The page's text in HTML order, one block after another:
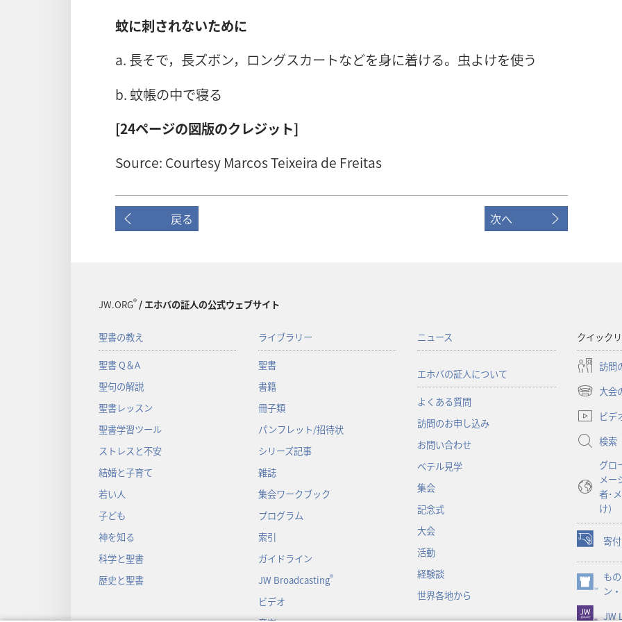
蚊に刺されないために
a. 長そで，長ズボン，ロングスカートなどを身に着ける。虫よけを使う
b. 蚊帳の中で寝る
[24ページの図版のクレジット]
Source: Courtesy Marcos Teixeira de Freitas
戻る 次へ
JW.ORG®/ エホバの証人の公式ウェブサイト
聖書の教え
聖書 Q＆A
聖句の解説
聖書レッスン
聖書学習ツール
ストレスと不安
結婚と子育て
若い人
子ども
神を知る
科学と聖書
歴史と聖書
ライブラリー
聖書
書籍
冊子類
パンフレット/招待状
シリーズ記事
雑誌
集会ワークブック
プログラム
索引
ガイドライン
JW Broadcasting®
ビデオ
ニュース
エホバの証人について
よくある質問
訪問のお申し込み
お問い合わせ
ベテル見学
集会
記念式
大会
活動
経験談
世界各地から
クイック
訪問
大会
（新
し
タ
開
ビデ
検索
グロ
メー
者･
け）
寄付
（新
し
い
タ
ブ
も
ン
（新
し
JW